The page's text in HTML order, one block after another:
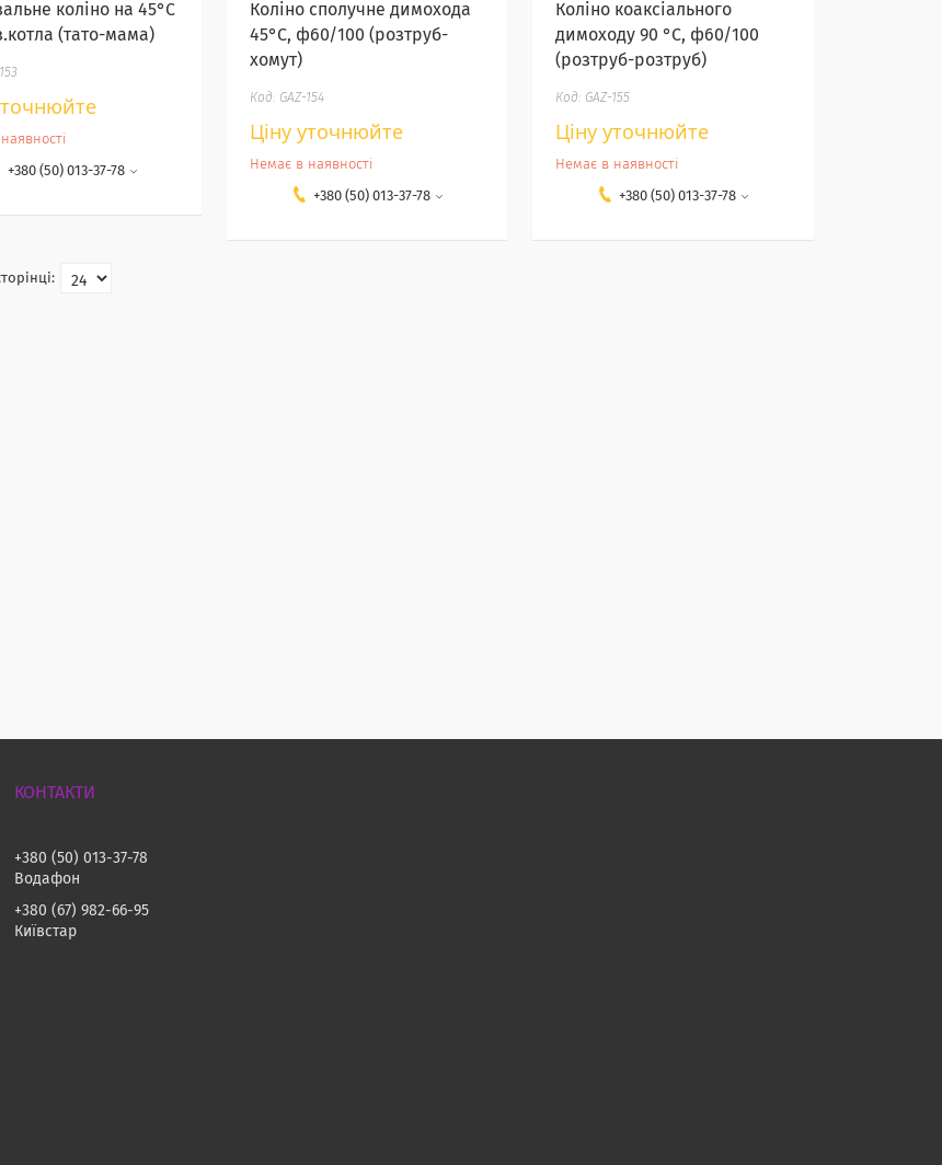
коліно на 45°С
(тато-мама)
+380 (50) 013-37-78
Коліно сполучне димохода
45°С, ф60/100 (розтруб-
хомут)
GAZ-154
Ціну уточнюйте
Немає в наявності
+380 (50) 013-37-78
Коліно коаксіального
димоходу 90 °C, ф60/100
(розтруб-розтруб)
GAZ-155
Ціну уточнюйте
Немає в наявності
+380 (50) 013-37-78
+380 (50) 013-37-78
Водафон
+380 (67) 982-66-95
Київстар